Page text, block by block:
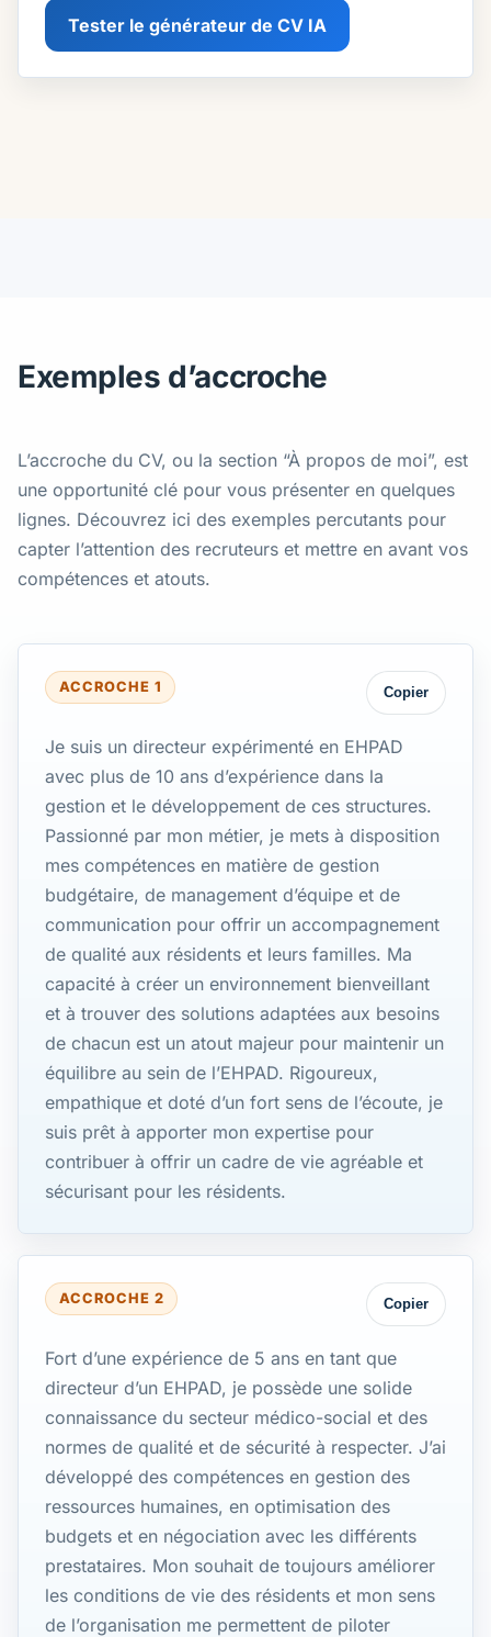
Tester le générateur de CV IA
Exemples d’accroche
L’accroche du CV, ou la section “À propos de moi”, est
une opportunité clé pour vous présenter en quelques
lignes. Découvrez ici des exemples percutants pour
capter l’attention des recruteurs et mettre en avant vos
compétences et atouts.
ACCROCHE 1 Copier
Je suis un directeur expérimenté en EHPAD
avec plus de 10 ans d’expérience dans la
gestion et le développement de ces structures.
Passionné par mon métier, je mets à disposition
mes compétences en matière de gestion
budgétaire, de management d’équipe et de
communication pour offrir un accompagnement
de qualité aux résidents et leurs familles. Ma
capacité à créer un environnement bienveillant
et à trouver des solutions adaptées aux besoins
de chacun est un atout majeur pour maintenir un
équilibre au sein de l’EHPAD. Rigoureux,
empathique et doté d’un fort sens de l’écoute, je
suis prêt à apporter mon expertise pour
contribuer à offrir un cadre de vie agréable et
sécurisant pour les résidents.
ACCROCHE 2 Copier
Fort d’une expérience de 5 ans en tant que
directeur d’un EHPAD, je possède une solide
connaissance du secteur médico-social et des
normes de qualité et de sécurité à respecter. J’ai
développé des compétences en gestion des
ressources humaines, en optimisation des
budgets et en négociation avec les différents
prestataires. Mon souhait de toujours améliorer
les conditions de vie des résidents et mon sens
de l’organisation me permettent de piloter